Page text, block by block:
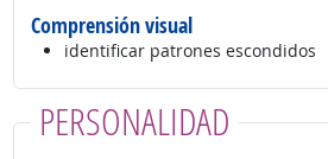
Comprensión visual
identificar patrones escondidos
PERSONALIDAD